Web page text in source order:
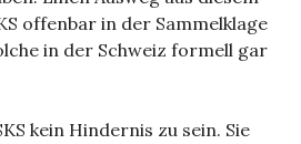
offenbar in der Sammelklage
in der Schweiz formell gar
kein Hindernis zu sein. Sie